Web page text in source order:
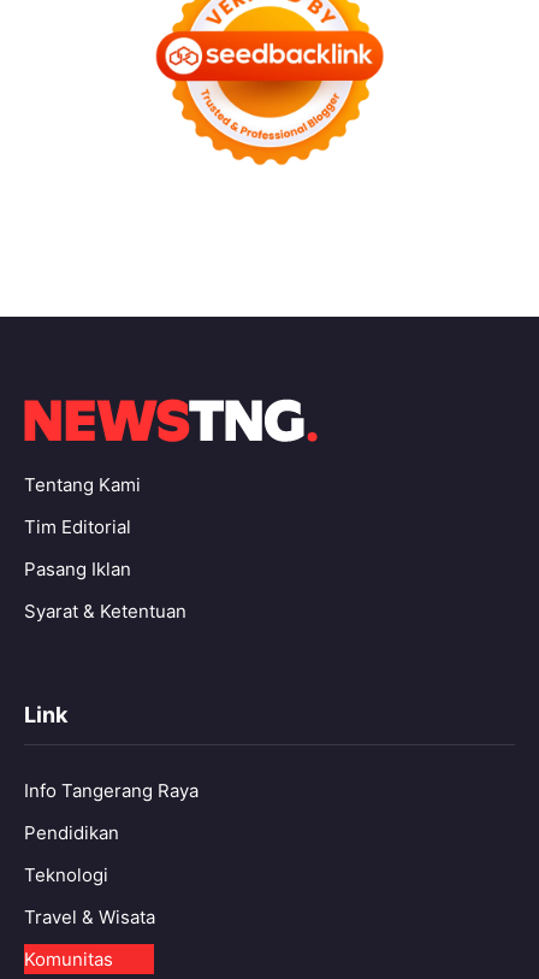
Tentang Kami
Tim Editorial
Pasang Iklan
Syarat & Ketentuan
Link
Info Tangerang Raya
Pendidikan
Teknologi
Travel & Wisata
Komunitas